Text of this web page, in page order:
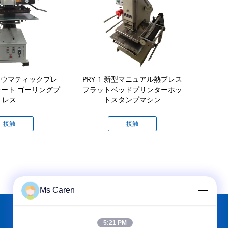
マティックプレ
ト ゴーリングプ
レス
接触
PRY-1 新型マニュアル熱プレス
フラットベッドプリンターホッ
トスタンプマシン
接触
Ms Caren
5:21 PM